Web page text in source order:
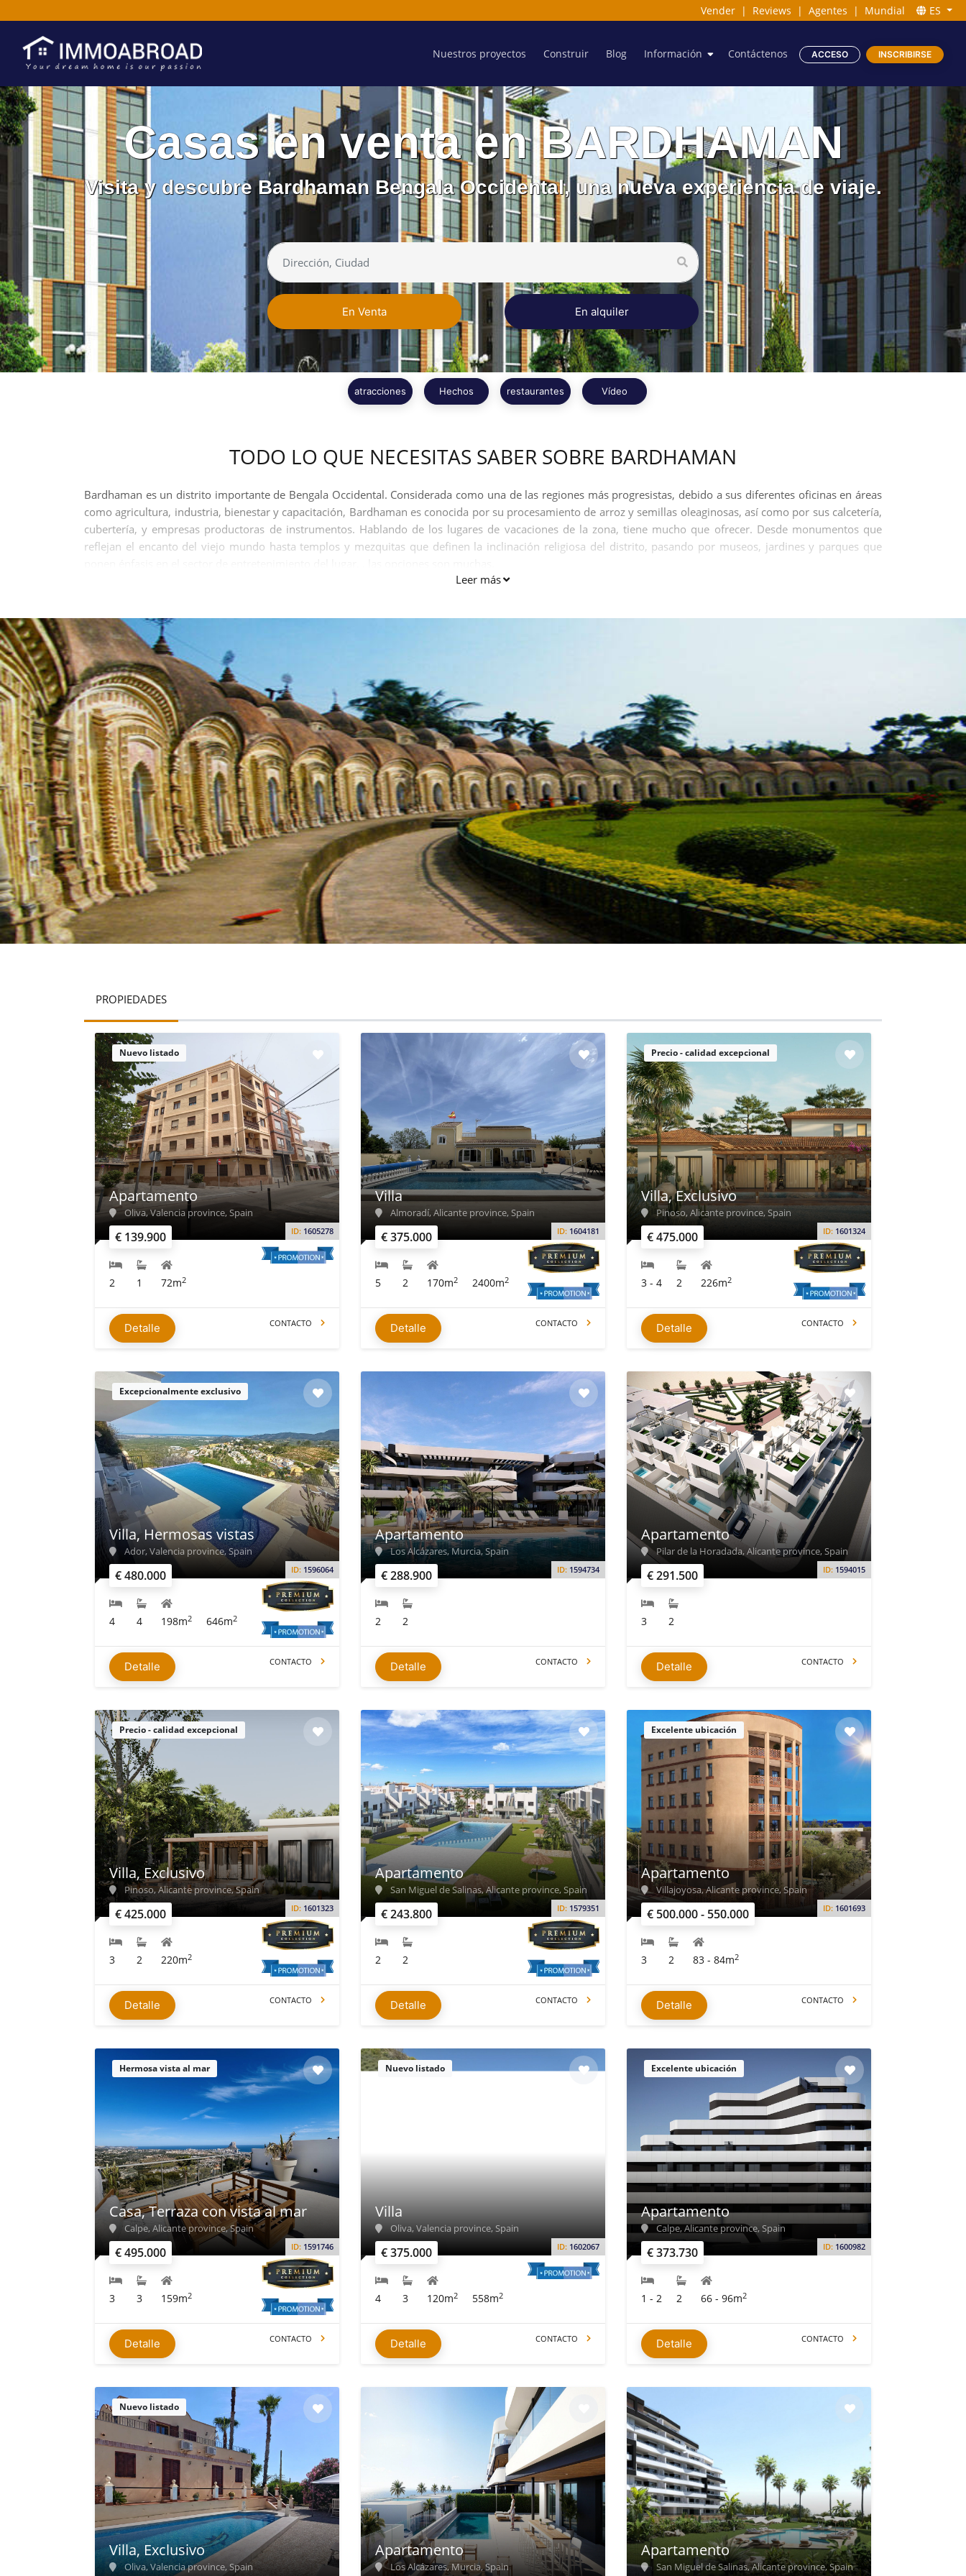
Vender | Reviews | Agentes | Mundial ES
Nuestros proyectos Construir Blog Información Contáctenos ACCESO INSCRIBIRSE
Casas en venta en BARDHAMAN
Visita y descubre Bardhaman Bengala Occidental, una nueva experiencia de viaje.
En Venta En alquiler
atracciones Hechos restaurantes Vídeo
TODO LO QUE NECESITAS SABER SOBRE BARDHAMAN
Bardhaman es un distrito importante de Bengala Occidental. Considerada como una de las regiones más progresistas, debido a sus diferentes oficinas en áreas
como agricultura, industria, bienestar y capacitación, Bardhaman es conocida por su procesamiento de arroz y semillas oleaginosas, así como por sus calcetería,
cubertería, y empresas productoras de instrumentos. Hablando de los lugares de vacaciones de la zona, tiene mucho que ofrecer. Desde monumentos que
reflejan el encanto del viejo mundo hasta templos y mezquitas que definen la inclinación religiosa del distrito, pasando por museos, jardines y parques que
Leer más
PROPIEDADES
Nuevo listado
€ 139.900 ID: 1605278
Apartamento
Oliva, Valencia province, Spain
2 1 72m2
Detalle CONTACTO
€ 375.000 ID: 1604181
Villa
Almoradí, Alicante province, Spain
5 2 170m2 2400m2
Detalle CONTACTO
Precio - calidad excepcional
€ 475.000 ID: 1601324
Villa, Exclusivo
Pinoso, Alicante province, Spain
3 - 4 2 226m2
Detalle CONTACTO
Excepcionalmente exclusivo
€ 480.000 ID: 1596064
Villa, Hermosas vistas
Ador, Valencia province, Spain
4 4 198m2 646m2
Detalle CONTACTO
€ 288.900 ID: 1594734
Apartamento
Los Alcázares, Murcia, Spain
2 2
Detalle CONTACTO
€ 291.500 ID: 1594015
Apartamento
Pilar de la Horadada, Alicante province, Spain
3 2
Detalle CONTACTO
Precio - calidad excepcional
€ 425.000 ID: 1601323
Villa, Exclusivo
Pinoso, Alicante province, Spain
3 2 220m2
Detalle CONTACTO
€ 243.800 ID: 1579351
Apartamento
San Miguel de Salinas, Alicante province, Spain
2 2
Detalle CONTACTO
Excelente ubicación
€ 500.000 - 550.000 ID: 1601693
Apartamento
Villajoyosa, Alicante province, Spain
3 2 83 - 84m2
Detalle CONTACTO
Hermosa vista al mar
€ 495.000 ID: 1591746
Casa, Terraza con vista al mar
Calpe, Alicante province, Spain
3 3 159m2
Detalle CONTACTO
Nuevo listado
€ 375.000 ID: 1602067
Villa
Oliva, Valencia province, Spain
4 3 120m2 558m2
Detalle CONTACTO
Excelente ubicación
€ 373.730 ID: 1600982
Apartamento
Calpe, Alicante province, Spain
1 - 2 2 66 - 96m2
Detalle CONTACTO
Nuevo listado
Villa, Exclusivo
Oliva, Valencia province, Spain
Apartamento
Los Alcázares, Murcia, Spain
Apartamento
San Miguel de Salinas, Alicante province, Spain